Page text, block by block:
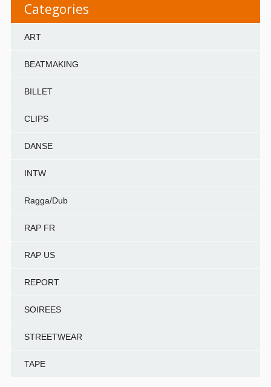
Categories
ART
BEATMAKING
BILLET
CLIPS
DANSE
INTW
Ragga/Dub
RAP FR
RAP US
REPORT
SOIREES
STREETWEAR
TAPE